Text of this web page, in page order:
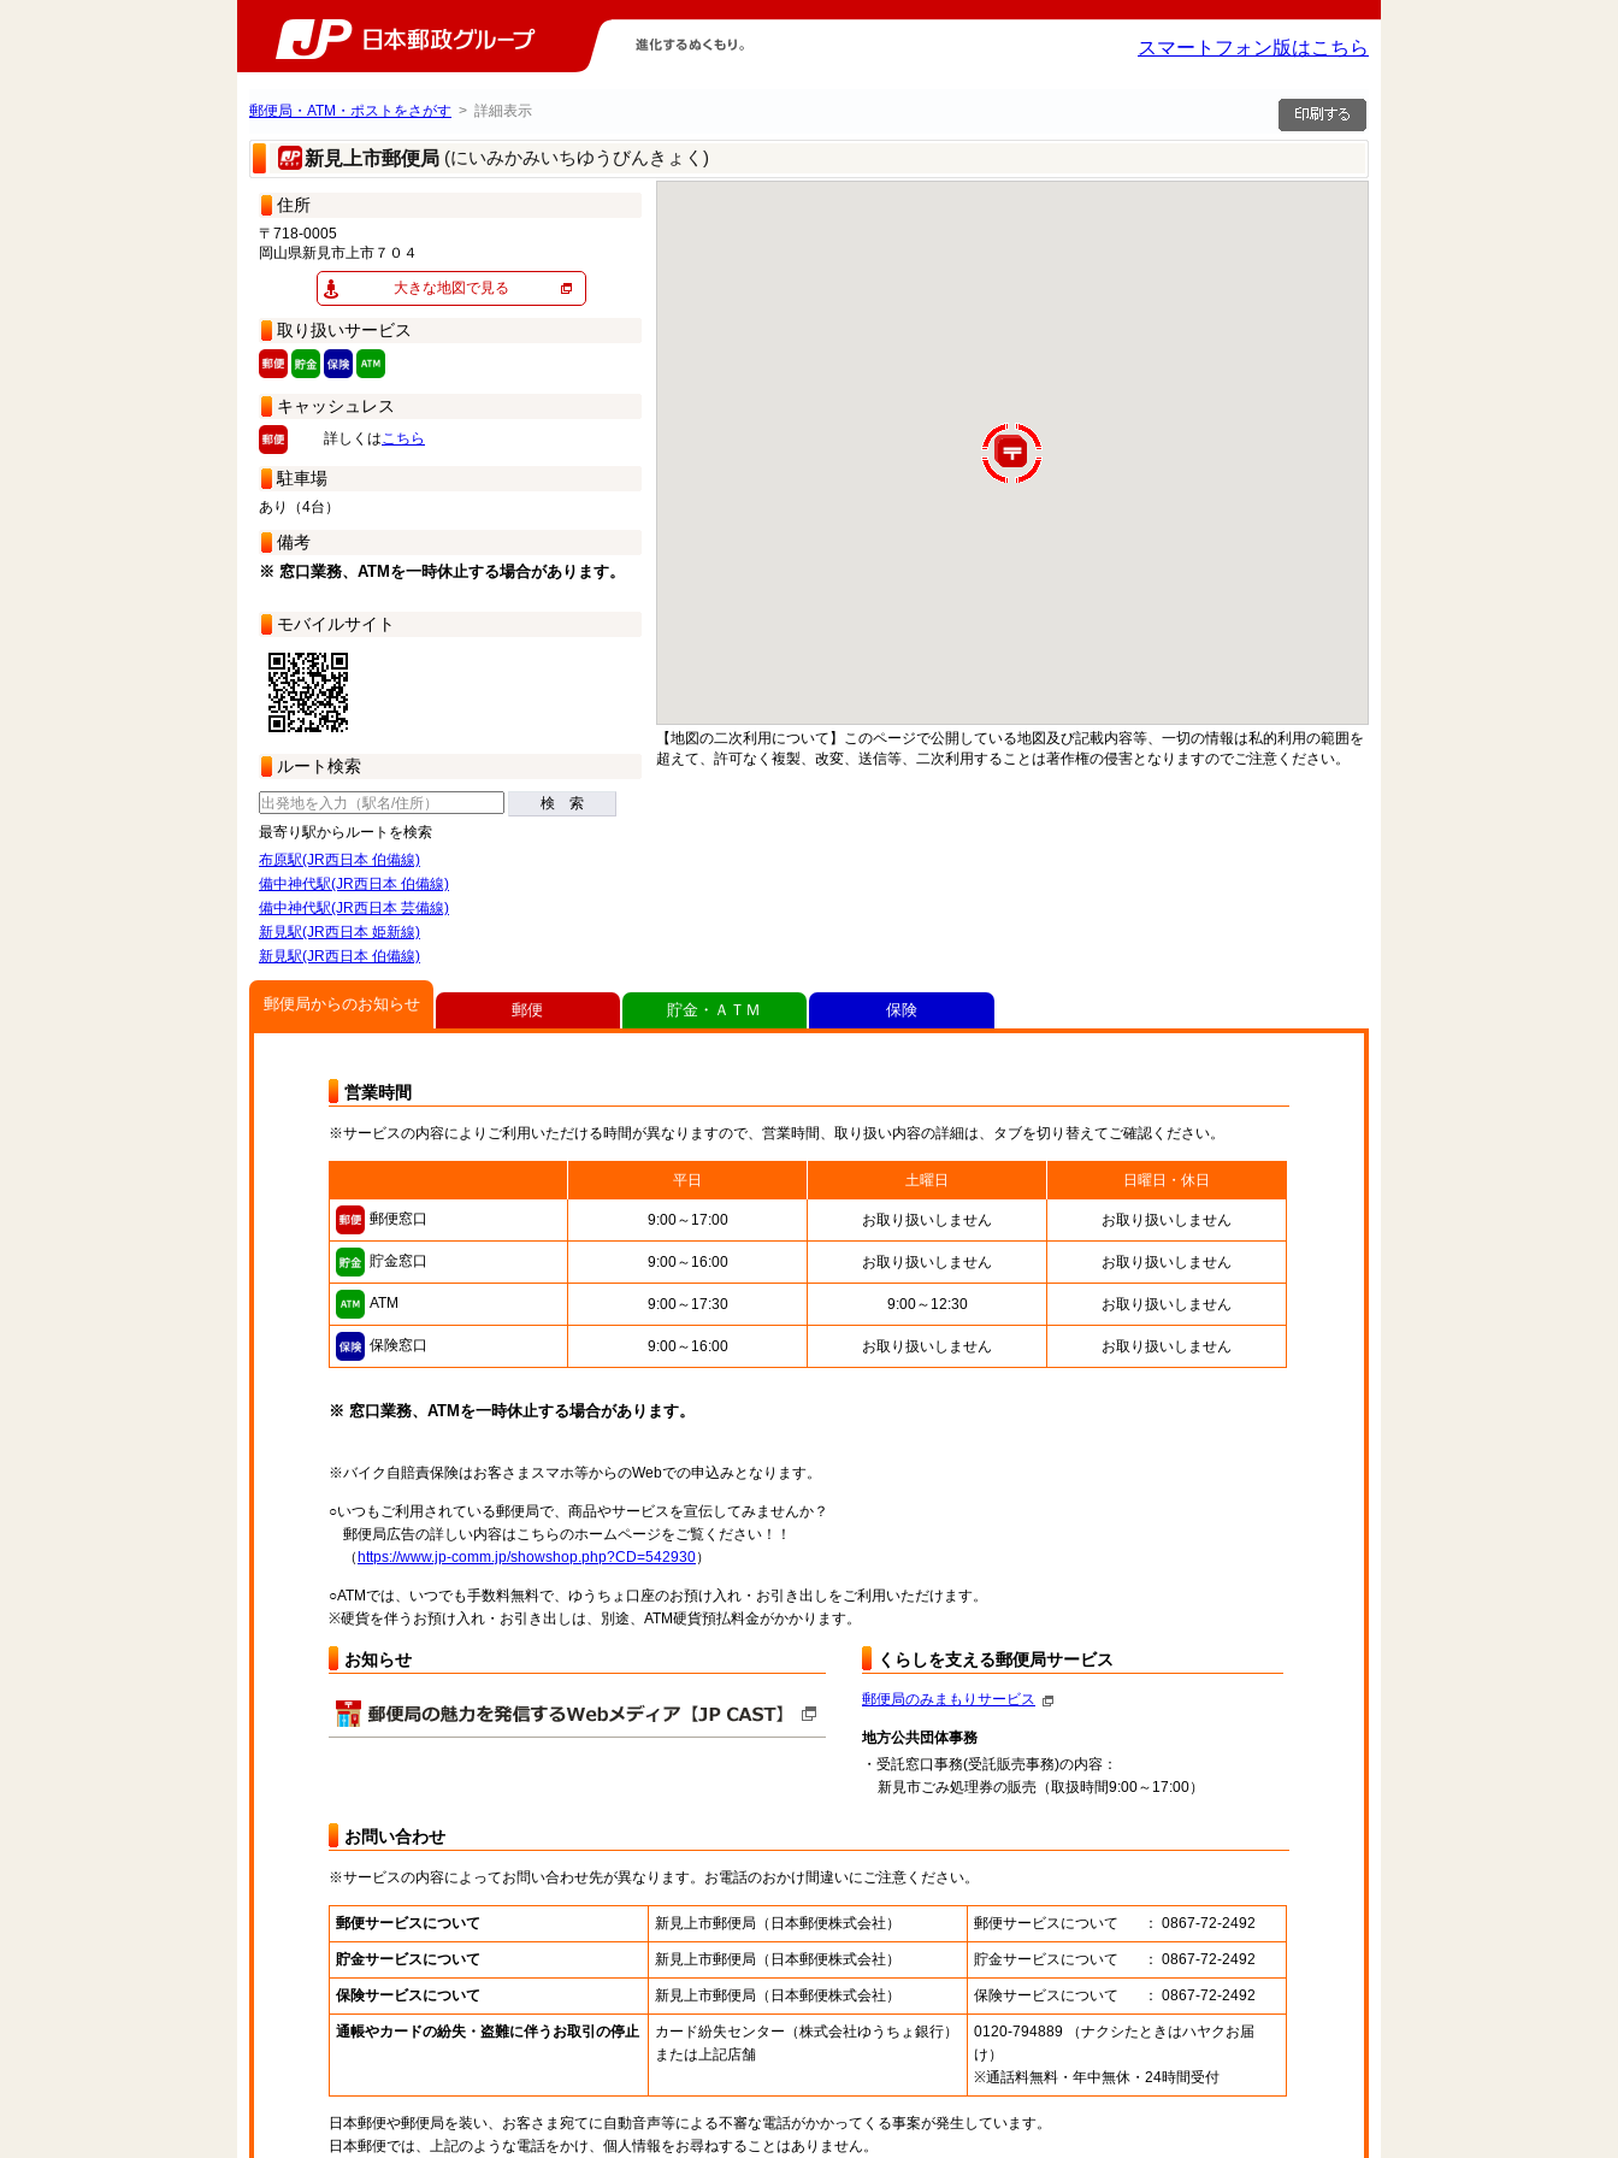
スマートフォン版はこちら
郵便局・ATM・ポストをさがす > 詳細表示
新見上市郵便局 (にいみかみいちゆうびんきょく)
住所
〒718-0005
岡山県新見市上市７０４
大きな地図で見る
取り扱いサービス
キャッシュレス
詳しくはこちら
駐車場
あり（4台）
備考
※ 窓口業務、ATMを一時休止する場合があります。
モバイルサイト
ルート検索
検 索
最寄り駅からルートを検索
布原駅(JR西日本 伯備線)
備中神代駅(JR西日本 伯備線)
備中神代駅(JR西日本 芸備線)
新見駅(JR西日本 姫新線)
新見駅(JR西日本 伯備線)
【地図の二次利用について】このページで公開している地図及び記載内容等、一切の情報は私的利用の範囲を
超えて、許可なく複製、改変、送信等、二次利用することは著作権の侵害となりますのでご注意ください。
郵便局からのお知らせ
営業時間
※サービスの内容によりご利用いただける時間が異なりますので、営業時間、取り扱い内容の詳細は、タブを切り替えてご確認ください。
平日 土曜日 日曜日・休日
郵便窓口 9:00～17:00 お取り扱いしません お取り扱いしません
貯金窓口 9:00～16:00 お取り扱いしません お取り扱いしません
ATM 9:00～17:30 9:00～12:30 お取り扱いしません
保険窓口 9:00～16:00 お取り扱いしません お取り扱いしません
※ 窓口業務、ATMを一時休止する場合があります。
※バイク自賠責保険はお客さまスマホ等からのWebでの申込みとなります。
○いつもご利用されている郵便局で、商品やサービスを宣伝してみませんか？
郵便局広告の詳しい内容はこちらのホームページをご覧ください！！
（ https://www.jp-comm.jp/showshop.php?CD=542930）
○ATMでは、いつでも手数料無料で、ゆうちょ口座のお預け入れ・お引き出しをご利用いただけます。
※硬貨を伴うお預け入れ・お引き出しは、別途、ATM硬貨預払料金がかかります。
お知らせ くらしを支える郵便局サービス
郵便局のみまもりサービス
地方公共団体事務
・受託窓口事務(受託販売事務)の内容：
新見市ごみ処理券の販売（取扱時間9:00～17:00）
お問い合わせ
※サービスの内容によってお問い合わせ先が異なります。お電話のおかけ間違いにご注意ください。
郵便サービスについて 新見上市郵便局 （日本郵便株式会社） 郵便サービスについて ： 0867-72-2492
貯金サービスについて 新見上市郵便局 （日本郵便株式会社） 貯金サービスについて ： 0867-72-2492
保険サービスについて 新見上市郵便局 （日本郵便株式会社） 保険サービスについて ： 0867-72-2492
通帳やカードの紛失・盗難に伴うお取引の停止 カード紛失センター （株式会社ゆうちょ銀行）
または上記店舗
0120-794889 （ナクシたときはハヤクお届
け）
※通話料無料・年中無休・24時間受付
日本郵便や郵便局を装い、お客さま宛てに自動音声等による不審な電話がかかってくる事案が発生しています。
日本郵便では、上記のような電話をかけ、個人情報をお尋ねすることはありません。
郵便 貯金・ＡＴＭ 保険